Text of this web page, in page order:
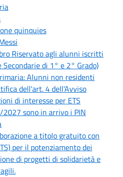
quinquies
Riservato agli alunni iscritti
Secondarie di 1° e 2° Grado)
Alunni non residenti
dell'art. 4 dell'Avviso
di interesse per ETS
2027 sono in arrivo i PIN
a titolo gratuito con
per il potenziamento dei
di progetti di solidarietà e